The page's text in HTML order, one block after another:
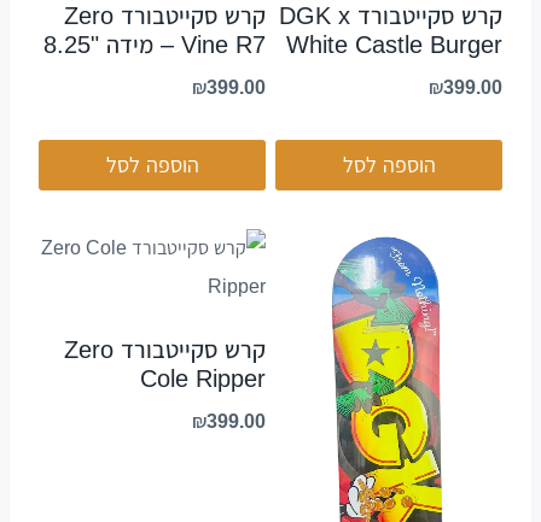
קרש סקייטבורד DGK x
White Castle Burger
₪399.00
הוספה לסל
קרש סקייטבורד Zero
Vine R7 – מידה "8.25
₪399.00
הוספה לסל
קרש סקייטבורד Zero
Cole Ripper
₪399.00